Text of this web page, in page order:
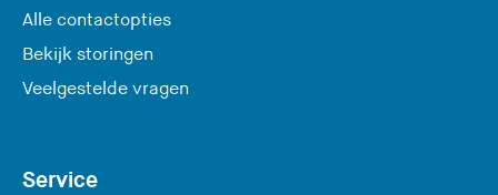
Alle contactopties
Bekijk storingen
Veelgestelde vragen
Service